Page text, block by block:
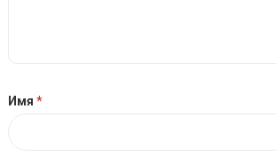
Имя *